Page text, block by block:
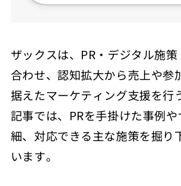
PRコンテンツ
リサーチ＆コンサルティン
ザックスのPR施策
ザックスの会社情報
ザックスは、PR・デジタル施
合わせ、認知拡大から売上や参
据えたマーケティング支援を行
記事では、PRを手掛けた事例
細、対応できる主な施策を掘り
います。